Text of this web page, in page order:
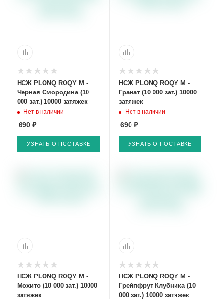
НСЖ PLONQ ROQY M -
Черная Смородина (10
000 зат.) 10000 затяжек
Нет в наличии
690 ₽
УЗНАТЬ О ПОСТАВКЕ
НСЖ PLONQ ROQY M -
Гранат (10 000 зат.) 10000
затяжек
Нет в наличии
690 ₽
УЗНАТЬ О ПОСТАВКЕ
НСЖ PLONQ ROQY M -
Мохито (10 000 зат.) 10000
затяжек
НСЖ PLONQ ROQY M -
Грейпфрут Клубника (10
000 зат.) 10000 затяжек